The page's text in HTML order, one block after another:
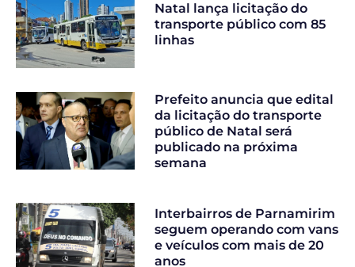
Natal lança licitação do
transporte público com 85
linhas
Prefeito anuncia que edital
da licitação do transporte
público de Natal será
publicado na próxima
semana
Interbairros de Parnamirim
seguem operando com vans
e veículos com mais de 20
anos